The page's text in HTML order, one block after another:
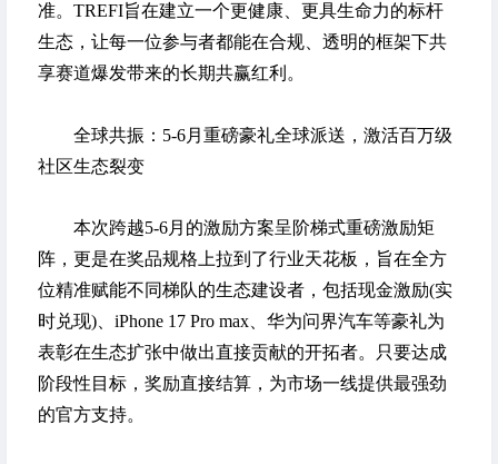
准。TREFI旨在建立一个更健康、更具生命力的标杆
生态，让每一位参与者都能在合规、透明的框架下共
享赛道爆发带来的长期共赢红利。
全球共振：5-6月重磅豪礼全球派送，激活百万级
社区生态裂变
本次跨越5-6月的激励方案呈阶梯式重磅激励矩
阵，更是在奖品规格上拉到了行业天花板，旨在全方
位精准赋能不同梯队的生态建设者，包括现金激励(实
时兑现)、iPhone 17 Pro max、华为问界汽车等豪礼为
表彰在生态扩张中做出直接贡献的开拓者。只要达成
阶段性目标，奖励直接结算，为市场一线提供最强劲
的官方支持。